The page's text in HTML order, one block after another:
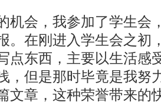
会，我参加了学生会
。在刚进入学生会之初
点东西，主要以生活感
，但是那时毕竟是我努
文章，这种荣誉带来的